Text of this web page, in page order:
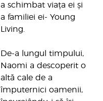
a schimbat viața ei și
a familiei ei- Young
Living.
De-a lungul timpului,
Naomi a descoperit o
altă cale de a
împuternici oamenii,